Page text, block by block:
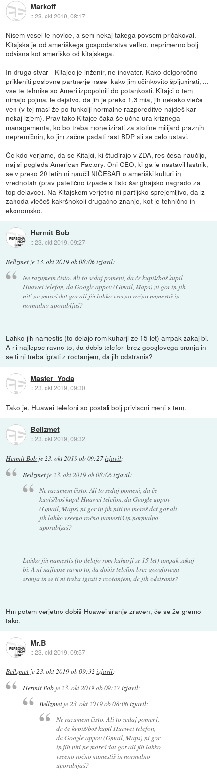
Markoff
::23. okt 2019, 08:17
Nisem vesel te novice, a sem nekaj takega povsem pričakoval.
Kitajska je od ameriškega gospodarstva veliko, neprimerno bolj
odvisna kot ameriško od kitajskega.
In druga stvar - Kitajec je inženir, ne inovator. Kako dolgoročno
prikleniti poslovne partnerje nase, kako jim učinkovito špijunirati, ...
vse te tehnike so Ameri izpopolnili do potankosti. Kitajci o tem
nimajo pojma, le dejstvo, da jih je preko 1,3 mia, jih nekako vleče
ven (v tej masi že po funkciji normalne razporeditve najdeš kar
nekaj izjem). Prav tako Kitajce čaka še učna ura kriznega
managementa, ko bo treba monetizirati za stotine milijard praznih
nepremičnin, ko jim začne padati rast BDP ali se celo ustavi.
Če kdo verjame, da se Kitajci, ki študirajo v ZDA, res česa naučijo,
naj si pogleda American Factory. Oni CEO, ki ga je nastavil lastnik,
se v preko 20 letih ni naučil NIČESAR o ameriški kulturi in
vrednotah (prav patetično izpade s tisto šanghajsko nagrado za
top delavce). Na Kitajskem verjetno ni partijsko sprejemljivo, da iz
zahoda vlečeš kakršnokoli drugačno znanje, kot je tehnično in
ekonomsko.
Hermit Bob
::23. okt 2019, 09:27
Bellzmet je 23. okt 2019 ob 08:06izjavil:
Ne razumem čisto. Ali to sedaj pomeni, da če kupiš/boš kupil
Huawei telefon, da Google appov (Gmail, Maps) ni gor in jih
niti ne moreš dat gor ali jih lahko vseeno ročno namestiš in
normalno uporabljaš?
Lahko jih namestis (to delajo rom kuharji ze 15 let) ampak zakaj bi.
A ni najlepse ravno to, da dobis telefon brez googlovega sranja in
se ti ni treba igrati z rootanjem, da jih odstranis?
Master_Yoda
::23. okt 2019, 09:30
Tako je, Huawei telefoni so postali bolj privlacni meni s tem.
Bellzmet
::23. okt 2019, 09:32
Hermit Bob je23. okt 2019 ob 09:27izjavil:
Bellzmetje 23. okt 2019 ob 08:06izjavil:
Ne razumem čisto. Ali to sedaj pomeni, da če
kupiš/boš kupil Huawei telefon, da Google appov
(Gmail, Maps) ni gor in jih niti ne moreš dat gor ali
jih lahko vseeno ročno namestiš in normalno
uporabljaš?
Lahko jih namestis (to delajo rom kuharji ze 15 let) ampak zakaj
bi. A ni najlepse ravno to, da dobis telefon brez googlovega
sranja in se ti ni treba igrati z rootanjem, da jih odstranis?
Hm potem verjetno dobiš Huawei sranje zraven, če se že gremo
tako.
Mr.B
::23. okt 2019, 09:57
Bellzmet je23. okt 2019 ob 09:32 izjavil:
Hermit Bobje23. okt 2019 ob 09:27izjavil:
Bellzmet je 23. okt 2019 ob 08:06izjavil:
Ne razumem čisto. Ali to sedaj pomeni,
da če kupiš/boš kupil Huawei telefon,
da Google appov (Gmail, Maps) ni gor
in jih niti ne moreš dat gor ali jih lahko
vseeno ročno namestiš in normalno
uporabljaš?